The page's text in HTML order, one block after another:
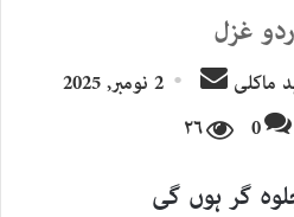
غزل
ماکلی
Send
email
2 نومبر, 2025
0 ۲۶
گر ہوں گی